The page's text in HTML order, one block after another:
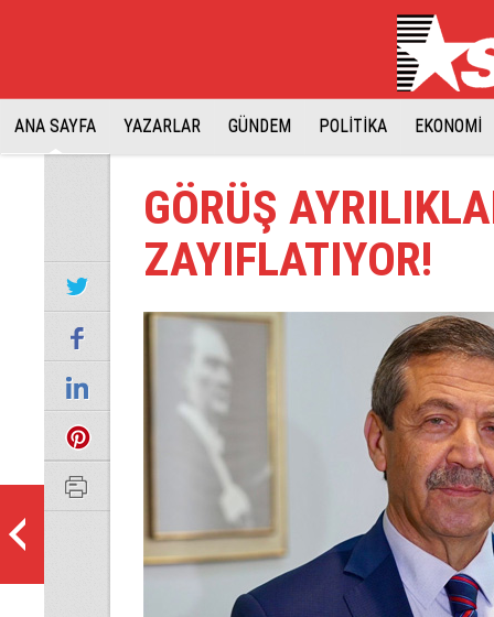
ANA SAYFA YAZARLAR GÜNDEM POLİTİKA EKONOMİ
GÖRÜŞ
ZAYIFLATIYOR!